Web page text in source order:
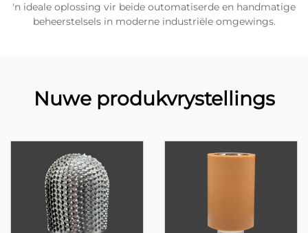
'n ideale oplossing vir beide outomatiserde en handmatige
beheerstelsels in moderne industriële omgewings.
Nuwe produkvrystellings